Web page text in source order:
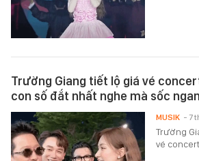
Trường Giang tiết lộ giá vé
con số đắt nhất nghe mà sốc
Trường
vé
MUSIK - 7